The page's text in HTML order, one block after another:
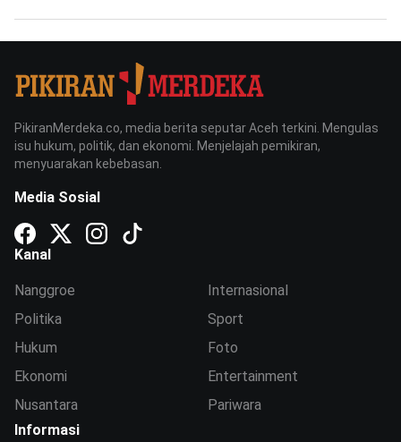
PikiranMerdeka.co, media berita seputar Aceh terkini. Mengulas
isu hukum, politik, dan ekonomi. Menjelajah pemikiran,
menyuarakan kebebasan.
Media Sosial
Kanal
Nanggroe
Politika
Hukum
Ekonomi
Nusantara
Internasional
Sport
Foto
Entertainment
Pariwara
Informasi